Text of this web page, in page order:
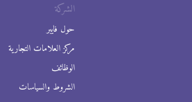
الشركة
حول فايبر
مركز العلامات التجارية
الوظائف
الشروط والسياسات